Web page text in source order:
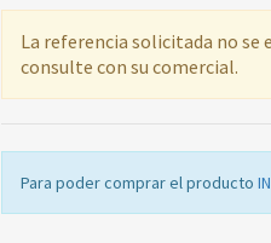
La referencia solicitada no se
consulte con su comercial.
Para poder comprar el producto